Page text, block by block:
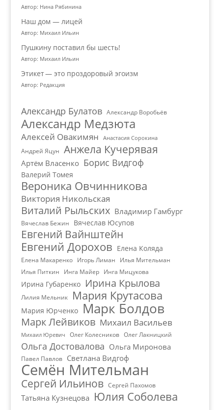
Автор: Нина Рябинина
Наш дом — лицей
Автор: Михаил Ильин
Пушкину поставил бы шесть!
Автор: Михаил Ильин
Этикет — это проздоровый эгоизм
Автор: Редакция
Александр Булатов Александр Воробьёв
Александр Медзюта
Алексей Овакимян Анастасия Сорокина
Андрей Яцун Анжела Кучерявая
Артём Власенко Борис Видгоф
Валерий Томея
Вероника Овчинникова
Виктория Никольская
Виталий Рыльских Владимир Гамбург
Вячеслав Бежин Вячеслав Юсупов
Евгений Вайнштейн
Евгений Дорохов Елена Коляда
Елена Макаренко Игорь Лиман
Илья Мительман
Илья Питкин
Инга Майер Инга Мицукова
Ирина Губаренко Ирина Крылова
Лилия Мельник Мария Крутасова
Мария Юрченко Марк Болдов
Марк Лейвиков Михаил Васильев
Михаил Юревич Олег Колесников Олег Лакницкий
Ольга Достовалова Ольга Миронова
Павел Павлов Светлана Видгоф
Семён Мительман
Сергей Ильинов Сергей Пахомов
Татьяна Кузнецова Юлия Соболева